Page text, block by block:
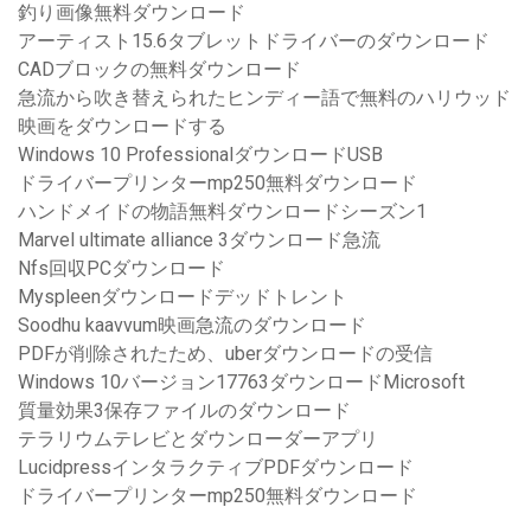
釣り画像無料ダウンロード
アーティスト15.6タブレットドライバーのダウンロード
CADブロックの無料ダウンロード
急流から吹き替えられたヒンディー語で無料のハリウッド
映画をダウンロードする
Windows 10 ProfessionalダウンロードUSB
ドライバープリンターmp250無料ダウンロード
ハンドメイドの物語無料ダウンロードシーズン1
Marvel ultimate alliance 3ダウンロード急流
Nfs回収PCダウンロード
Myspleenダウンロードデッドトレント
Soodhu kaavvum映画急流のダウンロード
PDFが削除されたため、uberダウンロードの受信
Windows 10バージョン17763ダウンロードMicrosoft
質量効果3保存ファイルのダウンロード
テラリウムテレビとダウンローダーアプリ
LucidpressインタラクティブPDFダウンロード
ドライバープリンターmp250無料ダウンロード